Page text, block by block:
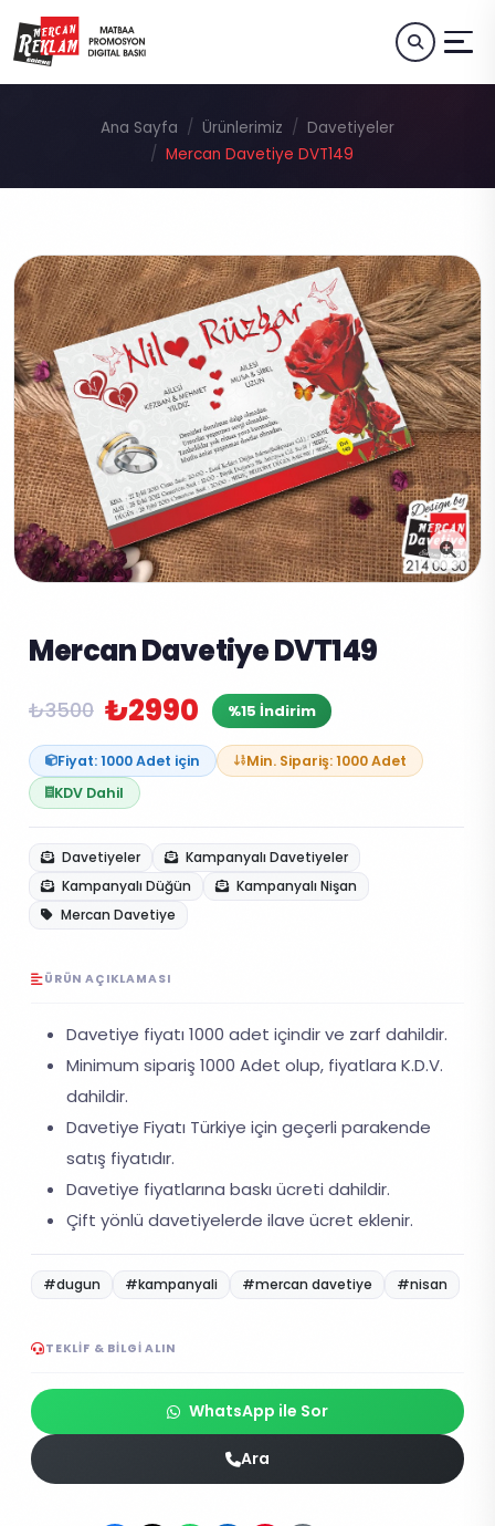
Ana Sayfa Ürünlerimiz
Davetiyeler
Mercan Davetiye DVT149
Mercan Davetiye DVT149
₺3500 ₺2990 %15 İndirim
Fiyat: 1000 Adet için
Min. Sipariş: 1000 Adet
KDV Dahil
Davetiyeler
Kampanyalı Davetiyeler
Kampanyalı Düğün
Kampanyalı Nişan
Mercan Davetiye
ÜRÜN AÇIKLAMASI
Davetiye fiyatı 1000 adet içindir ve zarf dahildir.
Minimum sipariş 1000 Adet olup, fiyatlara K.D.V.
dahildir.
Davetiye Fiyatı Türkiye için geçerli parakende
satış fiyatıdır.
Davetiye fiyatlarına baskı ücreti dahildir.
Çift yönlü davetiyelerde ilave ücret eklenir.
#dugun #kampanyali #mercan davetiye #nisan
TEKLIF & BILGI ALIN
WhatsApp ile Sor
Ara